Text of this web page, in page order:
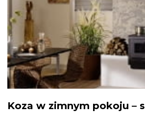
Koza w zimnym pokoju –